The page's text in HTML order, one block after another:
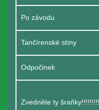
Po závodu
Tančírenské stíny
Odpočinek
Zvedněte ty